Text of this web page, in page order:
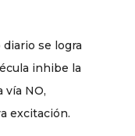
se logra
inhibe la
vía NO,
excitación.